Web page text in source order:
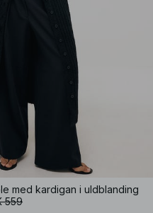
med kardigan i uldblanding
559